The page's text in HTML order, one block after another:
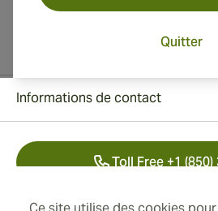
Quitter
Informations de contact
Toll Free +1 (850)
+41 22 518